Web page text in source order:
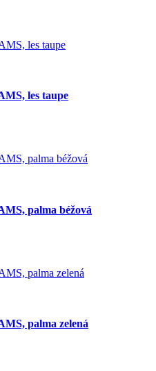
les taupe
palma béžová
palma zelená